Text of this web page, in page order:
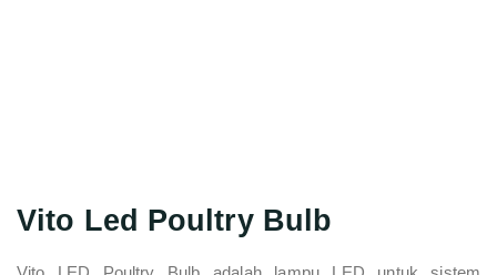
Vito Led Poultry Bulb